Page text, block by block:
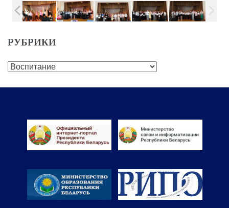
РУБРИКИ
Рубрики